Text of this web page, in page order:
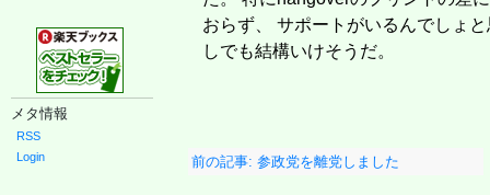
メタ情報
RSS
Login
おらず、 サポートがいるんでしょ
しでも結構いけそうだ。
前の記事: 参政党を離党しました